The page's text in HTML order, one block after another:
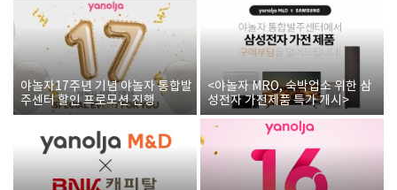
야놀자17주년 기념 야놀자 통합발
주센터 할인 프로모션 진행
<야놀자 MRO, 숙박업소 위한 삼
성전자 가전제품 특가 개시>